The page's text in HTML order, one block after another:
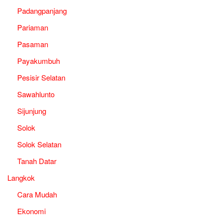
Padangpanjang
Pariaman
Pasaman
Payakumbuh
Pesisir Selatan
Sawahlunto
Sijunjung
Solok
Solok Selatan
Tanah Datar
Langkok
Cara Mudah
Ekonomi